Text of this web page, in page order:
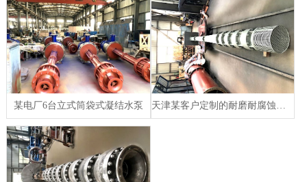
某电厂6台立式筒袋式凝结水泵